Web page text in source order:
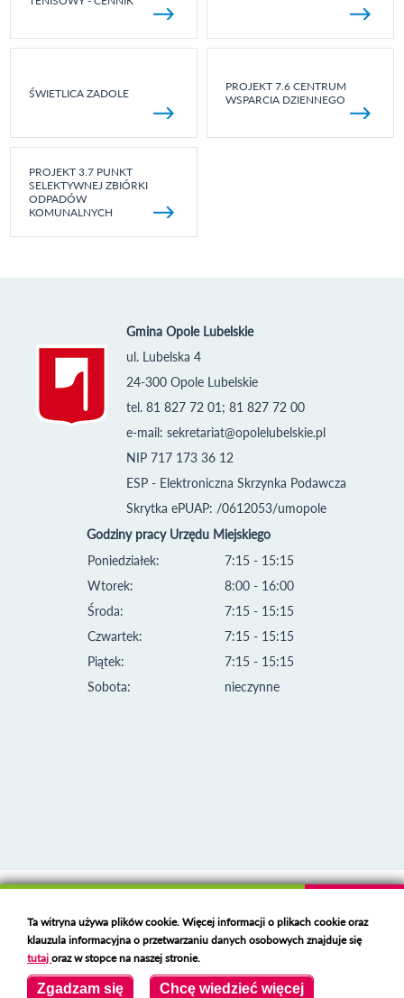
ŚWIETLICA ZADOLE
PROJEKT 7.6 CENTRUM
WSPARCIA DZIENNEGO
PROJEKT 3.7 PUNKT
SELEKTYWNEJ ZBIÓRKI
ODPADÓW
KOMUNALNYCH
Gmina Opole Lubelskie
ul. Lubelska 4
24-300 Opole Lubelskie
tel. 81 827 72 01; 81 827 72 00
e-mail: sekretariat@opolelubelskie.pl
NIP 717 173 36 12
ESP - Elektroniczna Skrzynka Podawcza
Skrytka ePUAP: /0612053/umopole
Godziny pracy Urzędu Miejskiego
Poniedziałek:
Wtorek:
Środa:
Czwartek:
Piątek:
Sobota:
7:15 - 15:15
8:00 - 16:00
7:15 - 15:15
7:15 - 15:15
7:15 - 15:15
nieczynne
Deklaracja dostępności
Polski serwer RBLhttps://polspam.pl/
Copyright 2023 Urząd Miejski w Opolu Lubelskim
Created byVOBACOM Odnośnik otworzy się w nowym oknie
Ta witryna używa plików cookie. Więcej informacji o plikach cookie oraz
klauzula informacyjna o przetwarzaniu danych osobowych znajduje się
tutajoraz w stopce na naszej stronie.
Zgadzam się Chcę wiedzieć więcej